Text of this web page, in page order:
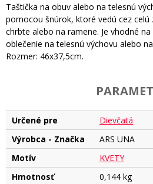
Taštička na obuv alebo na telesnú
pomocou šnúrok, ktoré vedú cez celú
chrbte alebo na ramene. Je vhodné
oblečenie na telesnú výchovu alebo
Rozmer: 46x37,5cm.
Určené pre
Dievčatá
Výrobca - Značka
ARS UNA
Motív
KVETY
Hmotnosť
0,144 kg